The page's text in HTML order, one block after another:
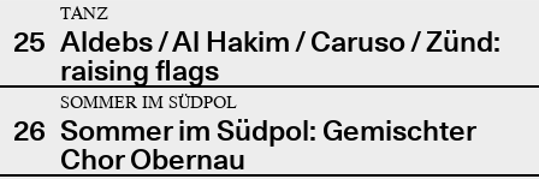
25
TANZ
Aldebs / Al Hakim / Caruso / Zünd:
raising flags
26
SOMMER IM SÜDPOL
Sommer im Südpol: Gemischter
Chor Obernau